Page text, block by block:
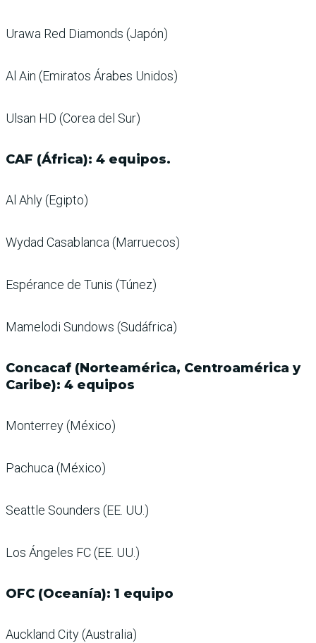
Urawa Red Diamonds (Japón)
Al Ain (Emiratos Árabes Unidos)
Ulsan HD (Corea del Sur)
CAF (África): 4 equipos.
Al Ahly (Egipto)
Wydad Casablanca (Marruecos)
Espérance de Tunis (Túnez)
Mamelodi Sundows (Sudáfrica)
Concacaf (Norteamérica, Centroamérica y
Caribe): 4 equipos
Monterrey (México)
Pachuca (México)
Seattle Sounders (EE. UU.)
Los Ángeles FC (EE. UU.)
OFC (Oceanía): 1 equipo
Auckland City (Australia)